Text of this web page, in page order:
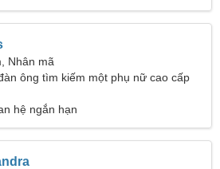
Nhân mã
ông tìm kiếm một phụ nữ cao cấp
hệ ngắn hạn